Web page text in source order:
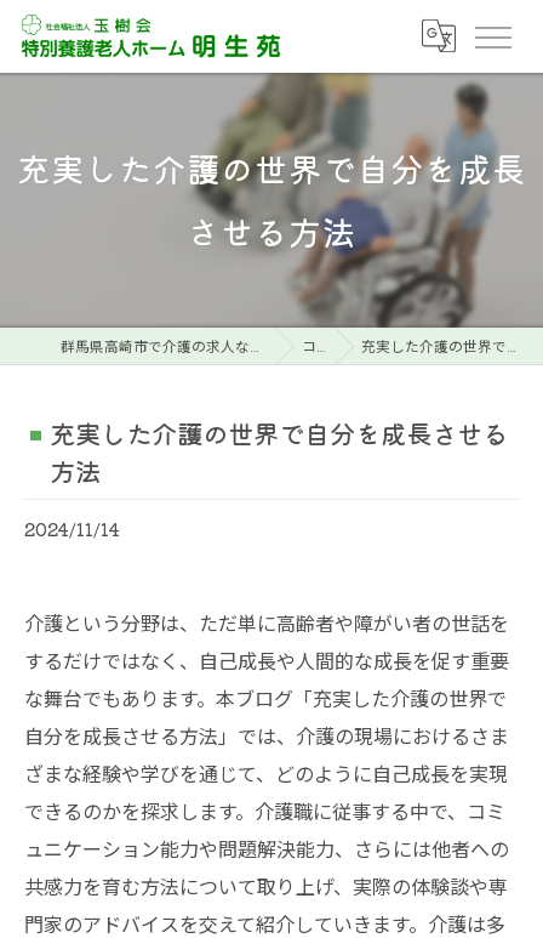
充実した介護の世界で自分を成長
させる方法
群馬県高崎市で介護の求人なら特別養護老人ホーム明生苑 コラム 充実した介護の世界で自分を成長させる方法
充実した介護の世界で自分を成長させる
方法
2024/11/14
介護という分野は、ただ単に高齢者や障がい者の世話を
するだけではなく、自己成長や人間的な成長を促す重要
な舞台でもあります。本ブログ「充実した介護の世界で
自分を成長させる方法」では、介護の現場におけるさま
ざまな経験や学びを通じて、どのように自己成長を実現
できるのかを探求します。介護職に従事する中で、コミ
ュニケーション能力や問題解決能力、さらには他者への
共感力を育む方法について取り上げ、実際の体験談や専
門家のアドバイスを交えて紹介していきます。介護は多